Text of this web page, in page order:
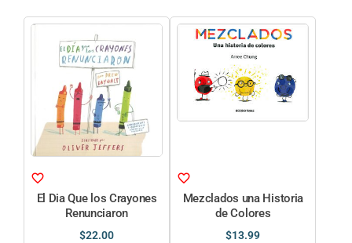
El Dia Que los Crayones
Renunciaron
$22.00
Mezclados una Historia
de Colores
$13.99